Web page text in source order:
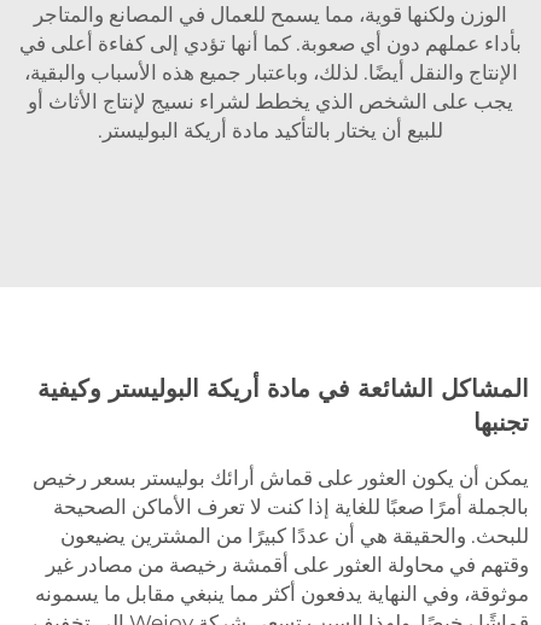
الوزن ولكنها قوية، مما يسمح للعمال في المصانع والمتاجر
بأداء عملهم دون أي صعوبة. كما أنها تؤدي إلى كفاءة أعلى في
الإنتاج والنقل أيضًا. لذلك، وباعتبار جميع هذه الأسباب والبقية،
يجب على الشخص الذي يخطط لشراء نسيج لإنتاج الأثاث أو
للبيع أن يختار بالتأكيد مادة أريكة البوليستر.
المشاكل الشائعة في مادة أريكة البوليستر وكيفية
تجنبها
يمكن أن يكون العثور على قماش أرائك بوليستر بسعر رخيص
بالجملة أمرًا صعبًا للغاية إذا كنت لا تعرف الأماكن الصحيحة
للبحث. والحقيقة هي أن عددًا كبيرًا من المشترين يضيعون
وقتهم في محاولة العثور على أقمشة رخيصة من مصادر غير
موثوقة، وفي النهاية يدفعون أكثر مما ينبغي مقابل ما يسمونه